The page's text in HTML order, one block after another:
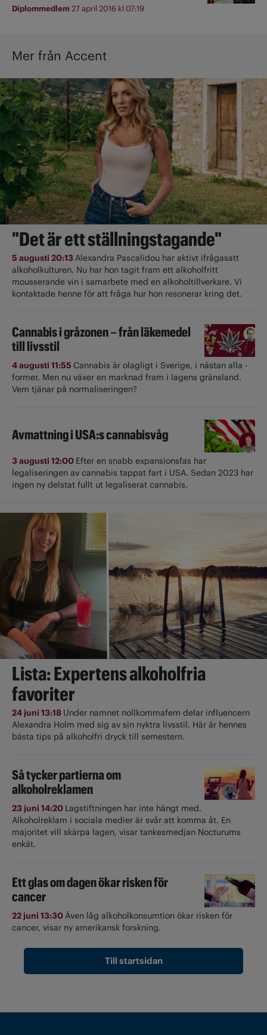
Diplommedlem27 april 2016 kl 07:19
Mer från Accent
"Det är ett ställningstagande"
5 augusti 20:13Alexandra Pascalidou har aktivt ifrågasatt
alkoholkulturen. Nu har hon tagit fram ett alkoholfritt
mousserande vin i samarbete med en alkoholtillverkare. Vi
kontaktade henne för att fråga hur hon resonerar kring det.
Cannabis i gråzonen – från läkemedel
till livsstil
4 augusti 11:55 Cannabis är olagligt i ­Sverige, i nästan alla ­
former. Men nu växer en marknad fram i lagens gränsland.
Vem tjänar på normaliseringen?
Avmattning i USA:s cannabisvåg
3 augusti 12:00 Efter en snabb expansionsfas har
legaliseringen av cannabis tappat fart i USA. Sedan 2023 har
ingen ny delstat fullt ut ­legaliserat cannabis.
Lista: Expertens alkoholfria
favoriter
24 juni 13:18 Under namnet nollkommafem delar influencern
Alexandra Holm med sig av sin nyktra livsstil. Här är hennes
bästa tips på alkoholfri dryck till semestern.
Så tycker partierna om
alkoholreklamen
23 juni 14:20 Lagstiftningen har inte hängt med.
Alkoholreklam i sociala medier är svår att komma åt. En
majoritet vill skärpa lagen, visar tankesmedjan Nocturums
enkät.
Ett glas om dagen ökar risken för
cancer
22 juni 13:30 Även låg alkoholkonsumtion ökar risken för
cancer, visar ny amerikansk forskning.
Till startsidan